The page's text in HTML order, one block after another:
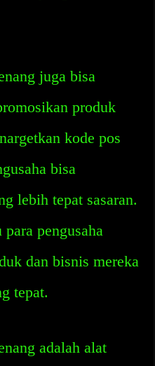
juga bisa
produk
kode pos
bisa
lebih tepat sasaran.
pengusaha
dan bisnis mereka
tepat.
adalah alat